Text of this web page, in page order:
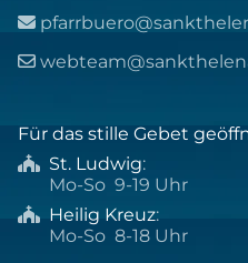


Für das stille Gebet
 St. Ludwig:
Mo-So 9-19 Uhr
 Heilig Kreuz:
Mo-So 8-18 Uhr